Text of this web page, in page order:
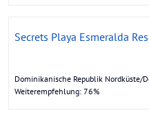
Secrets Playa Esmeralda
Dominikanische Republik Nordküste/
Weiterempfehlung: 76%